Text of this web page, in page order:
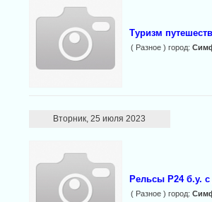
Туризм
( Разное ) город:
Вторник, 25 июля 2023
Рельсы Р24 б.у.
( Разное ) город: